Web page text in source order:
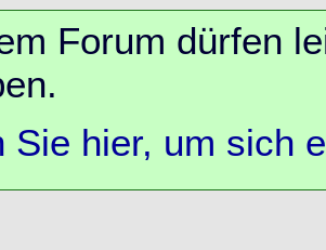
Forum dürfen
Sie hier, um sich